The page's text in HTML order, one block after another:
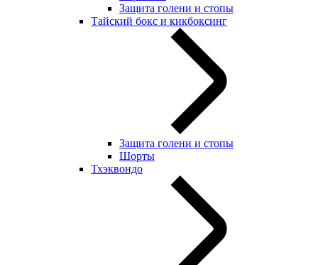
Защита голени и стопы
Тайский бокс и кикбоксинг
Защита голени и стопы
Шорты
Тхэквондо